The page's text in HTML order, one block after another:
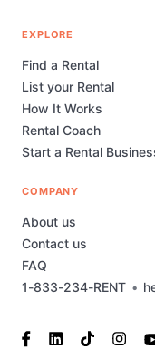
1-833-234-RENT •
EXPLORE
Find a Rental
List your Rental
How It Works
Rental Coach
Start a Rental
COMPANY
About us
Contact us
FAQ